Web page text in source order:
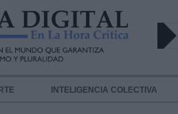
INTELIGENCIA COLECTIVA